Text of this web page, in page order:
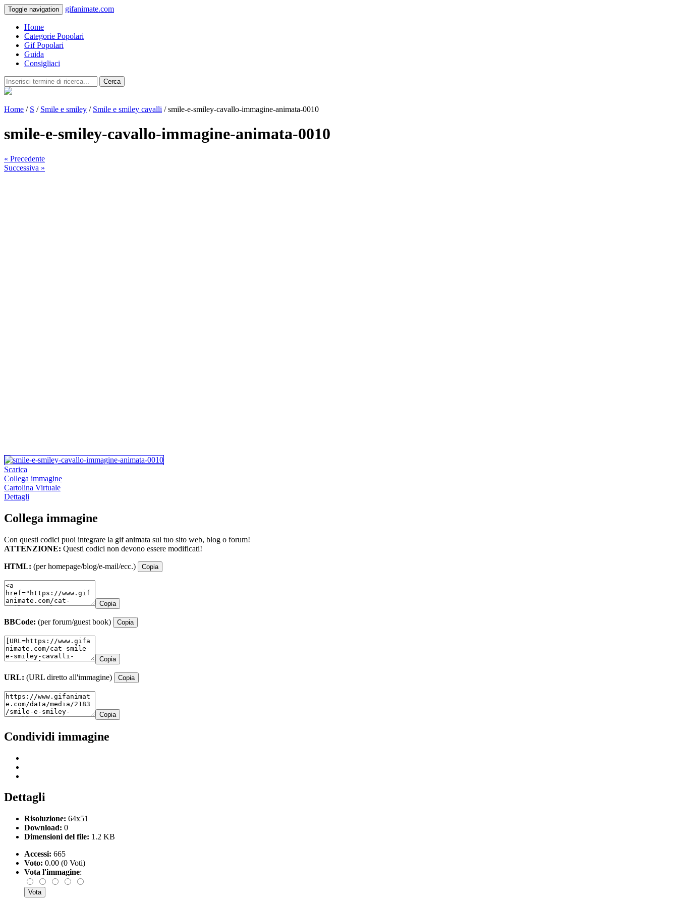
Toggle navigation gifanimate.com
Home
Categorie Popolari
Gif Popolari
Guida
Consigliaci
Cerca
Home / S / Smile e smiley / Smile e smiley cavalli / smile-e-smiley-cavallo-immagine-animata-0010
smile-e-smiley-cavallo-immagine-animata-0010
« Precedente
Successiva »
Scarica
Collega immagine
Cartolina Virtuale
Dettagli
Collega immagine
Con questi codici puoi integrare la gif animata sul tuo sito web, blog o forum!
ATTENZIONE: Questi codici non devono essere modificati!
HTML: (per homepage/blog/e-mail/ecc.) Copia
Copia
BBCode: (per forum/guest book) Copia
Copia
URL: (URL diretto all'immagine) Copia
Copia
Condividi immagine
Dettagli
Risoluzione: 64x51
Download: 0
Dimensioni del file: 1.2 KB
Accessi: 665
Voto: 0.00 (0 Voti)
Vota l'immagine: